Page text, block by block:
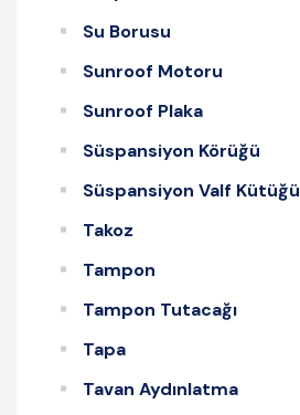
Su Borusu
Sunroof Motoru
Sunroof Plaka
Süspansiyon Körüğü
Süspansiyon Valf Kütüğü
Takoz
Tampon
Tampon Tutacağı
Tapa
Tavan Aydınlatma